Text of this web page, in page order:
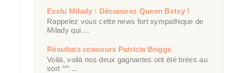
Exclu Milady : Découvrez Queen Betsy !
Rappelez vous cette news fort sympathique de
Milady qui ...
Résultats concours Patricia Briggs
Voilà, voilà nos deux gagnantes ont été tirées au
sort ^^ ...